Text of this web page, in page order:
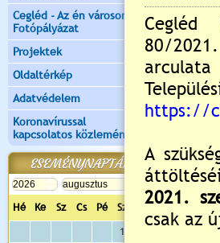
Cegléd - Az én városom -
Fotópályázat
Projektek
Oldaltérkép
Adatvédelem
Koronavírussal
kapcsolatos közlemények
ESEMÉNYNAPTÁR
Hé Ke Sz Cs Pé Sz
Va
1